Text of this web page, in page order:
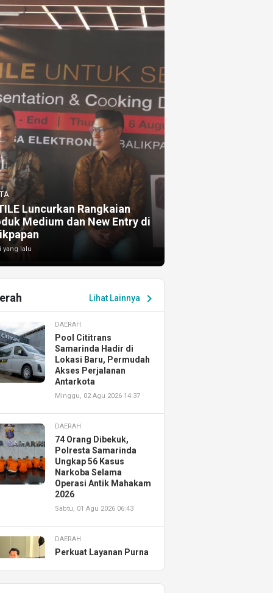
Luncurkan Rangkaian
Medium dan New Entry di
yang lalu
Lihat Lainnya chevron_right
DAERAH
Pool Cititrans
Samarinda Hadir di
Lokasi Baru, Permudah
Akses Perjalanan
Antarkota
Minggu, 02 Agu 2026 14:37
DAERAH
74 Orang Dibekuk,
Polresta Samarinda
Ungkap 56 Kasus
Narkoba Selama
Operasi Antik Mahakam
2026
Sabtu, 01 Agu 2026 06:43
DAERAH
Perkuat Layanan Purna
Resmikan AHASS